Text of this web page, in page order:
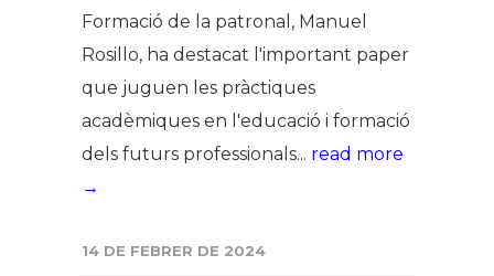
Formació de la patronal, Manuel
Rosillo, ha destacat l'important paper
que juguen les pràctiques
acadèmiques en l'educació i formació
dels futurs professionals... read more
→
14 DE FEBRER DE 2024